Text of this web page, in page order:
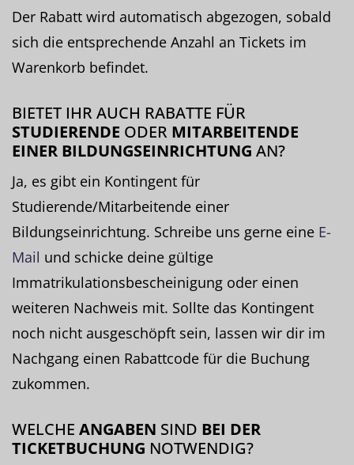
Der Rabatt wird automatisch abgezogen, sobald
sich die entsprechende Anzahl an Tickets im
Warenkorb befindet.
BIETET IHR AUCH RABATTE FÜR
STUDIERENDE ODER MITARBEITENDE
EINER BILDUNGSEINRICHTUNG AN?
Ja, es gibt ein Kontingent für
Studierende/Mitarbeitende einer
Bildungseinrichtung. Schreibe uns gerne eine E-
Mail und schicke deine gültige
Immatrikulationsbescheinigung oder einen
weiteren Nachweis mit. Sollte das Kontingent
noch nicht ausgeschöpft sein, lassen wir dir im
Nachgang einen Rabattcode für die Buchung
zukommen.
WELCHE ANGABEN SIND BEI DER
TICKETBUCHUNG NOTWENDIG?